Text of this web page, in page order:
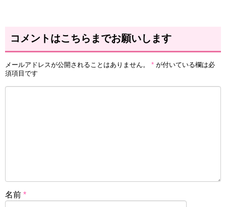
コメントはこちらまでお願いします
メールアドレスが公開されることはありません。 * が付いている欄は必
須項目です
名前 *